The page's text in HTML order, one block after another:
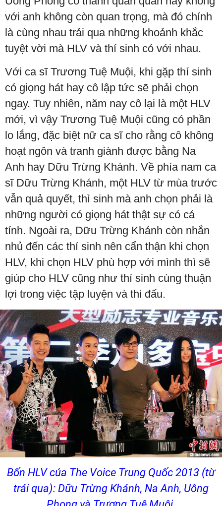
với anh không còn quan trọng, mà đó chính
là cùng nhau trải qua những khoảnh khắc
tuyệt vời mà HLV và thí sinh có với nhau.
Với ca sĩ Trương Tuệ Muội, khi gặp thí sinh
có giọng hát hay cô lập tức sẽ phải chọn
ngay. Tuy nhiên, năm nay cô lại là một HLV
mới, vì vậy Trương Tuệ Muội cũng có phần
lo lắng, đặc biệt nữ ca sĩ cho rằng cô không
hoạt ngôn và tranh giành được bằng Na
Anh hay Dữu Trừng Khánh. Về phía nam ca
sĩ Dữu Trừng Khánh, một HLV từ mùa trước
vẫn quả quyết, thì sinh mà anh chọn phải là
những người có giọng hát thật sự có cá
tính. Ngoài ra, Dữu Trừng Khánh còn nhắn
nhủ đến các thí sinh nên cẩn thận khi chọn
HLV, khi chọn HLV phù hợp với mình thì sẽ
giúp cho HLV cũng như thí sinh cùng thuận
lợi trong việc tập luyện và thi đấu.
Bốn HLV của The Voice Trung Quốc 2013 (từ
trái qua): Dữu Trừng Khánh, Na Anh, Uông